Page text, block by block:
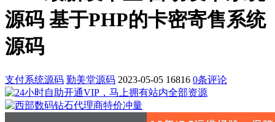
源码 基于PHP的卡密寄售系统
源码
支付系统源码 勤美堂源码 2023-05-05 16816 0条评论